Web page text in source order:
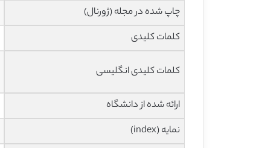
چاپ شده در مجله (ژورنال)
کلمات کلیدی
کلمات کلیدی انگلیسی
ارائه شده از دانشگاه
نمایه (index)